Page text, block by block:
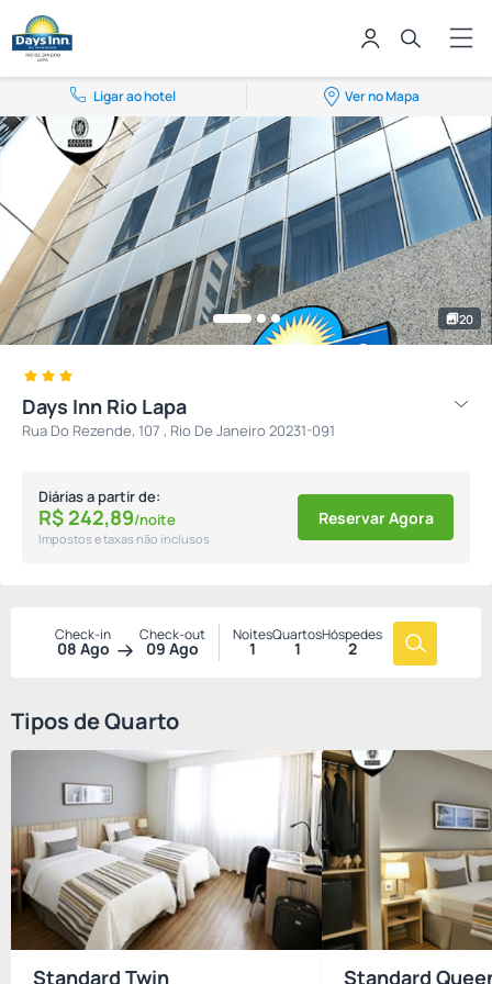
Ligar ao hotel Ver no Mapa
20
Days Inn Rio Lapa
Rua Do Rezende, 107 , Rio De Janeiro 20231-091
Diárias a partir de:
R$ 242,89/noite
Impostos e taxas não inclusos
Reservar Agora
Check-in
08 Ago
Check-out
09 Ago
Noites
1
Quartos
1
Hóspedes
2
Tipos de Quarto
Standard Twin Standard